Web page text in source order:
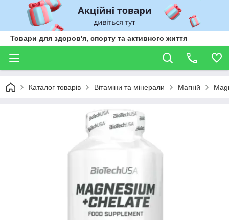
Товари для здоров'я, спорту та активного життя
Каталог товарів Вітаміни та мінерали Магній